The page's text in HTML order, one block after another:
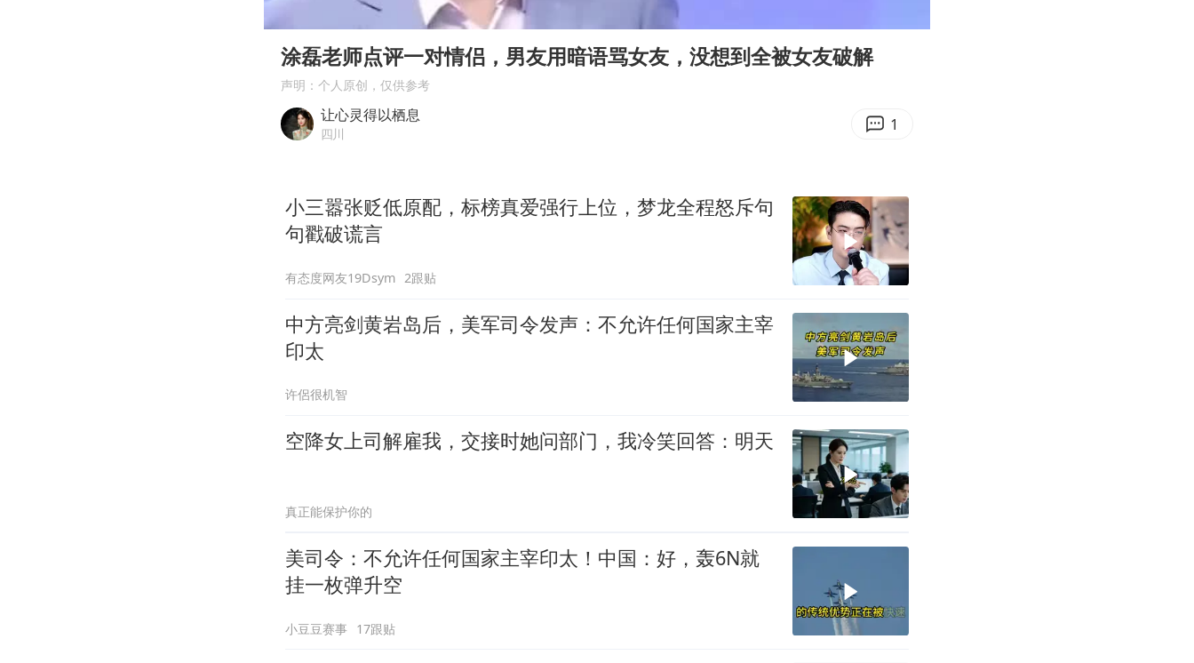
几元成本的AI广告导致千万市值蒸发
老挝国会主席赛宋蓬逝世
黄金牛市回来了吗
涂磊老师点评一对情侣，男友用暗语骂女友，没想到全被女友破解
声明：个人原创，仅供参考
让心灵得以栖息
四川 1
小三嚣张贬低原配，标榜真爱强行上位，梦龙全程怒斥句
句戳破谎言
有态度网友19Dsym 2跟贴
中方亮剑黄岩岛后，美军司令发声：不允许任何国家主宰
印太
许侶很机智
空降女上司解雇我，交接时她问部门，我冷笑回答：明天
真正能保护你的
美司令：不允许任何国家主宰印太！中国：好，轰6N就
挂一枚弹升空
小豆豆赛事 17跟贴